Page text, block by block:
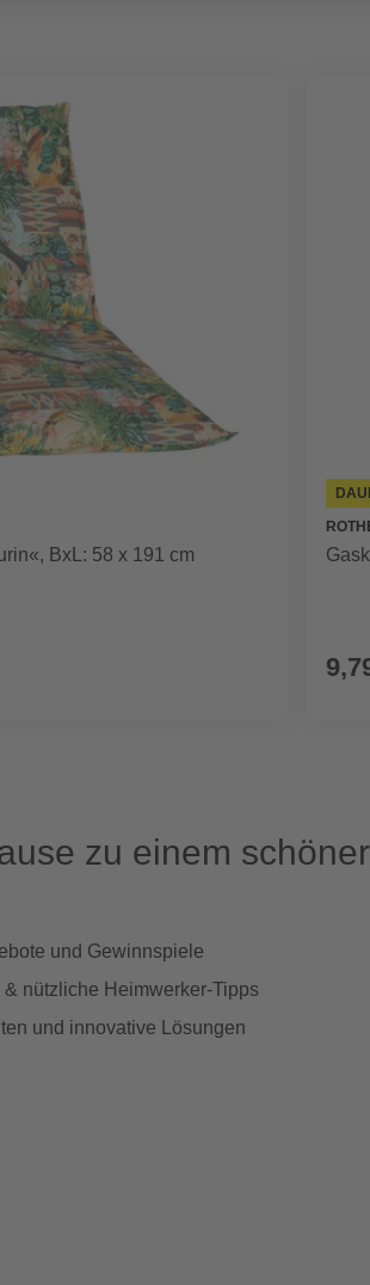
BxL: 58 x 191 cm
zu einem
und Gewinnspiele
& nützliche Heimwerker-Tipps
und innovative Lösungen